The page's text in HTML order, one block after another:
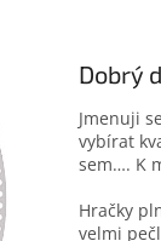
Dobrý
Jmenuji
vybírat
sem…. K
Hračky
velmi